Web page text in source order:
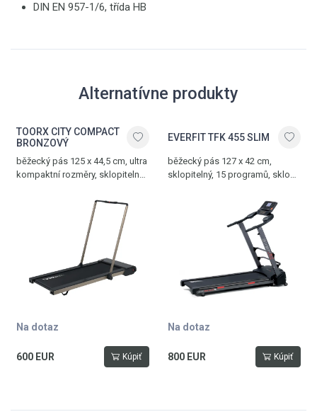
DIN EN 957-1/6, třída HB
Alternatívne produkty
TOORX CITY COMPACT
BRONZOVÝ
běžecký pás 125 x 44,5 cm, ultra
kompaktní rozměry, sklopitelné
rychlost 1-14 km/h, 4 transportní
kolečka, nosnost 100 kg,
Na dotaz
600 EUR Kúpiť
EVERFIT TFK 455 SLIM
běžecký pás 127 x 42 cm,
sklopitelný, 15 programů, sklon
Na dotaz
800 EUR Kúpiť